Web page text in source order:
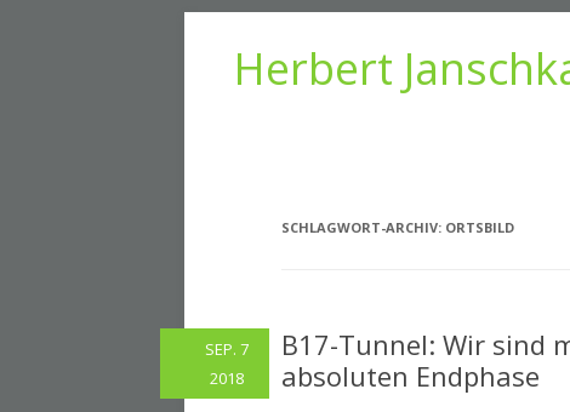
Herbert
SCHLAGWORT-ARCHIV: ORTSBILD
B17-Tunnel: Wir sind
absoluten Endphase
SEP. 7
2018